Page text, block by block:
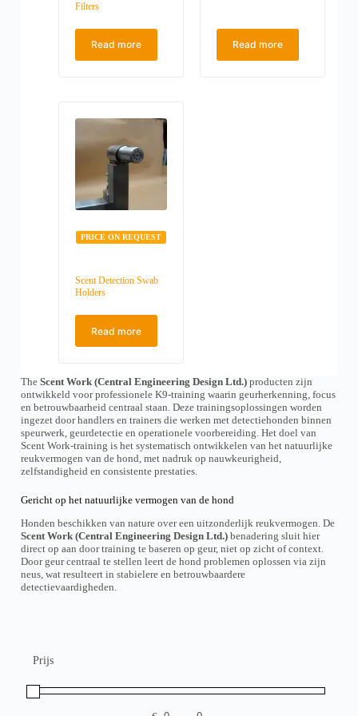
Prijs
Filters
Read more Read more
PRICE ON REQUEST
Scent Detection Swab
Holders
Read more
The Scent Work (Central Engineering Design Ltd.)producten zijn
ontwikkeld voor professionele K9-training waarin geurherkenning, focus
en betrouwbaarheid centraal staan. Deze trainingsoplossingen worden
ingezet door handlers en trainers die werken met detectiehonden binnen
speurwerk, geurdetectie en operationele voorbereiding. Het doel van
Scent Work-training is het systematisch ontwikkelen van het natuurlijke
reukvermogen van de hond, met nadruk op nauwkeurigheid,
zelfstandigheid en consistente prestaties.
Gericht op het natuurlijke vermogen van de hond
Honden beschikken van nature over een uitzonderlijk reukvermogen. De
Scent Work (Central Engineering Design Ltd.)benadering sluit hier
direct op aan door training te baseren op geur, niet op zicht of context.
Door geur centraal te stellen leert de hond problemen oplossen via zijn
neus, wat resulteert in stabielere en betrouwbaardere
detectievaardigheden.